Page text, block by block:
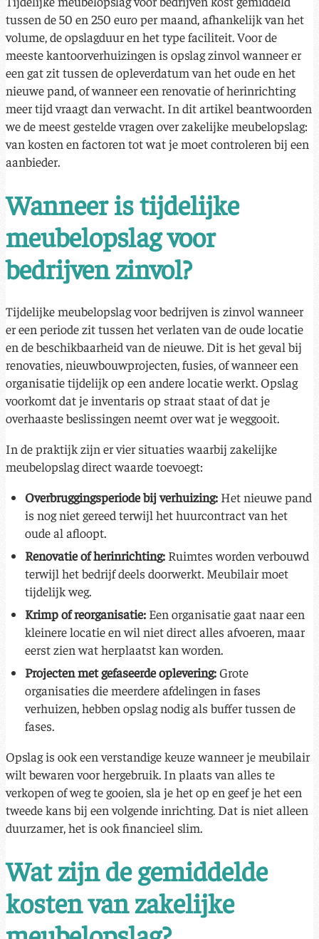
tussen de 50 en 250 euro per maand, afhankelijk van het
volume, de opslagduur en het type faciliteit. Voor de
meeste kantoorverhuizingen is opslag zinvol wanneer er
een gat zit tussen de opleverdatum van het oude en het
nieuwe pand, of wanneer een renovatie of herinrichting
meer tijd vraagt dan verwacht. In dit artikel beantwoorden
we de meest gestelde vragen over zakelijke meubelopslag:
van kosten en factoren tot wat je moet controleren bij een
aanbieder.
Wanneer is tijdelijke
meubelopslag voor
bedrijven zinvol?
Tijdelijke meubelopslag voor bedrijven is zinvol wanneer
er een periode zit tussen het verlaten van de oude locatie
en de beschikbaarheid van de nieuwe. Dit is het geval bij
renovaties, nieuwbouwprojecten, fusies, of wanneer een
organisatie tijdelijk op een andere locatie werkt. Opslag
voorkomt dat je inventaris op straat staat of dat je
overhaaste beslissingen neemt over wat je weggooit.
In de praktijk zijn er vier situaties waarbij zakelijke
meubelopslag direct waarde toevoegt:
Overbruggingsperiode bij verhuizing: Het nieuwe pand
is nog niet gereed terwijl het huurcontract van het
oude al afloopt.
Renovatie of herinrichting: Ruimtes worden verbouwd
terwijl het bedrijf deels doorwerkt. Meubilair moet
tijdelijk weg.
Krimp of reorganisatie: Een organisatie gaat naar een
kleinere locatie en wil niet direct alles afvoeren, maar
eerst zien wat herplaatst kan worden.
Projecten met gefaseerde oplevering:Grote
organisaties die meerdere afdelingen in fases
verhuizen, hebben opslag nodig als buffer tussen de
fases.
Opslag is ook een verstandige keuze wanneer je meubilair
wilt bewaren voor hergebruik. In plaats van alles te
verkopen of weg te gooien, sla je het op en geef je het een
tweede kans bij een volgende inrichting. Dat is niet alleen
duurzamer, het is ook financieel slim.
Wat zijn de gemiddelde
kosten van zakelijke